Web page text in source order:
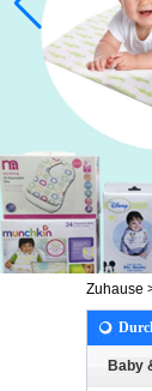
Zuhause
Baby